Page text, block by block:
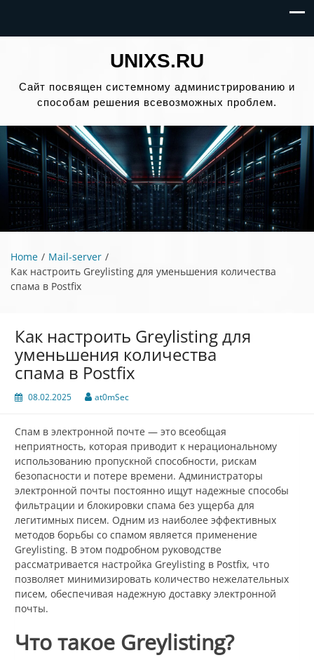
UNIXS.RU
Сайт посвящен системному администрированию и
способам решения всевозможных проблем.
Home
Mail-server
Как настроить Greylisting для уменьшения количества
спама в Postfix
Как настроить Greylisting для
уменьшения количества
спама в Postfix
08.02.2025 at0mSec
Спам в электронной почте — это всеобщая
неприятность, которая приводит к нерациональному
использованию пропускной способности, рискам
безопасности и потере времени. Администраторы
электронной почты постоянно ищут надежные способы
фильтрации и блокировки спама без ущерба для
легитимных писем. Одним из наиболее эффективных
методов борьбы со спамом является применение
Greylisting. В этом подробном руководстве
рассматривается настройка Greylisting в Postfix, что
позволяет минимизировать количество нежелательных
писем, обеспечивая надежную доставку электронной
почты.
Что такое Greylisting?